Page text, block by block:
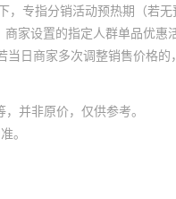
专指分销活动预热期（若
家设置的指定人群单品优
日商家多次调整销售价格的
并非原价，仅供参考。
。